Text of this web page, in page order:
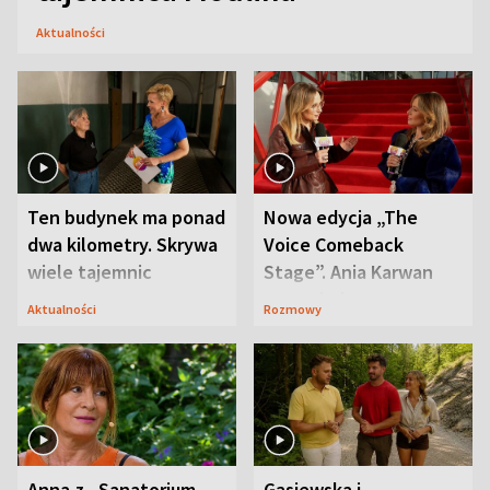
Aktualności
Ten budynek ma ponad
dwa kilometry. Skrywa
wiele tajemnic
Aktualności
Nowa edycja „The
Voice Comeback
Stage”. Ania Karwan
zapowiada
Rozmowy